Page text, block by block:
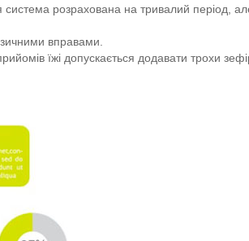
розрахована на тривалий період,
вправами.
їжі допускається додавати трохи